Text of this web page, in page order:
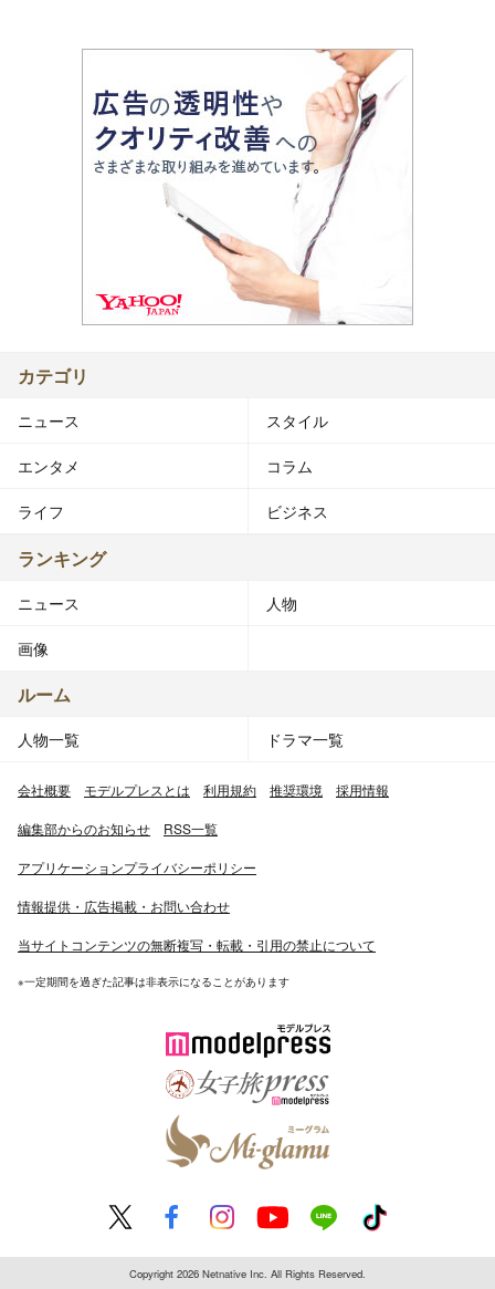
カテゴリ
ニュース スタイル
エンタメ コラム
ライフ ビジネス
ランキング
ニュース 人物
画像
ルーム
人物一覧 ドラマ一覧
会社概要 モデルプレスとは 利用規約 推奨環境 採用情報
編集部からのお知らせ RSS一覧
アプリケーションプライバシーポリシー
情報提供・広告掲載・お問い合わせ
当サイトコンテンツの無断複写・転載・引用の禁止について
※一定期間を過ぎた記事は非表示になることがあります
Copyright 2026 Netnative Inc. All Rights Reserved.